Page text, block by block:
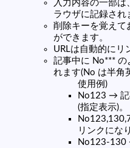
入力内容の一部
ラウザに記録され
削除キーを覚えて
ができます。
URLは自動的にリ
記事中に No*** の
れます(No は半角
使用例)
No123 → 記
(指定表示)。
リンクにな
No123-130